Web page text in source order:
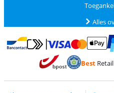
Alles
Betalen met Bancontact
Betalen met MasterCard en
BestRetail